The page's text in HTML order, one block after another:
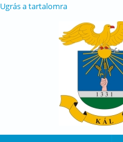
Ugrás a tartalomra